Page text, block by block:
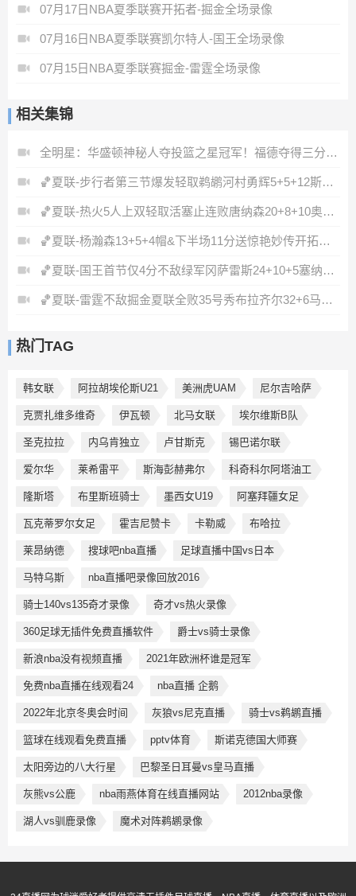
07月17日NBA夏季联赛开拓者-掘金全场录像
07月16日NBA夏季联赛凯尔特人-国王全场录像
07月15日NBA夏季联赛掘金-雷霆全场录像
相关集锦
全明星：华盛顿神秘人夺投篮之星冠军！福德夺得三分大赛冠军！
🏀夏联-步行者第三节爆发轻取鹈鹕河村勇辉5+5+12斯劳森22分
🏀夏联-热火5人上双轻取活塞止连败唐纳森20+8+10奥科里27分
🏀夏联-杨瀚森13+5+4帽&下半场11分送惊艳妙传开拓者力克掘金
🏀夏联-国王首节仅4分不敌绿军冈萨雷斯24+10+5塞纳克10+12
🏀夏联-雷霆不敌掘金夏联全败35号秀布拉齐尔32+6马拉14+7+6
热门TAG
韩女联 阿拉胡埃伦斯U21 美洲虎UAM 尼尔吉哈萨
克贾扎维多维奇 伊瓦顿 北马女联 埃尔维斯B队
圣克拉拉 内乌肯独立 卢甘斯克 锡巴诺尔联
爱尔华 莱希雷平 斯海彭赫弗尔 科奇科尔阿塔油工
隆斯塔 布里斯班骑士 墨西女U19 阿塞拜疆女足
瓦克蒂罗尔女足 霍吉尼赞卡 卡勒威 布哈拉
莱昂纳德 搜球吧nba直播 足球直播中国vs日本
马特乌斯 nba直播吧录像回放2016
骑士140vs135奇才录像 奇才vs热火录像
360足球无插件免费直播软件 爵士vs骑士录像
新浪nba没有视频直播 2021年欧洲杯谁是冠军
免费nba直播在线观看24 nba直播 企鹅
2022年北京冬奥会时间 灰狼vs尼克直播 骑士vs鹈鹕直播
篮球在线观看免费直播 pptv体育 斯诺克德国大师赛
太阳旁边的八大行星 巴黎圣日耳曼vs皇马直播
灰熊vs公鹿 nba雨燕体育在线直播网站 2012nba录像
湖人vs驯鹿录像 魔术对阵鹈鹕录像